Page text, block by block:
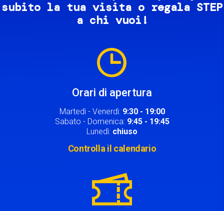
subito la tua visita o regala STEP
a chi vuoi!
Orari di apertura
Martedì - Venerdì: 9:30 - 19:00
Sabato - Domenica: 9:45 - 19:45
Lunedì: chiuso
Controlla il calendario